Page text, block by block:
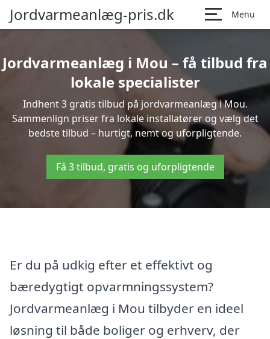
Jordvarmeanlæg-pris.dk Menu
Jordvarmeanlæg i Mou – få tilbud fra
lokale specialister
Indhent 3 gratis tilbud på jordvarmeanlæg i Mou.
Sammenlign priser fra lokale installatører og vælg det
bedste tilbud – hurtigt, nemt og uforpligtende.
Få 3 tilbud, gratis og uforpligtende
Er du på udkig efter et effektivt og
bæredygtigt opvarmningssystem?
Jordvarmeanlæg i Mou tilbyder en ideel
løsning til både boliger og erhverv, der